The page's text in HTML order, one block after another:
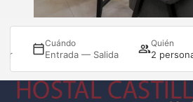
Cuándo
Entrada — Salida
Quién
2